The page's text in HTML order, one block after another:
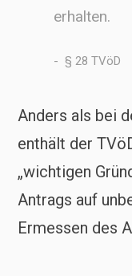
erhalten.
§ 28 TVöD
Anders als bei
enthält der
„wichtigen
Antrags auf
Ermessen des